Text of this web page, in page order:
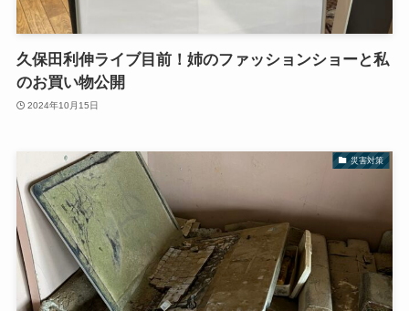
久保田利伸ライブ目前！姉のファッションショーと私
のお買い物公開
2024年10月15日
災害対策